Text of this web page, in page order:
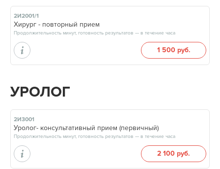
2И2001/1
Хирург - повторный прием
Продолжительность минут, готовность результатов — в течение часа
1 500 руб.
УРОЛОГ
2И3001
Уролог- консультативный прием (первичный)
Продолжительность минут, готовность результатов — в течение часа
2 100 руб.